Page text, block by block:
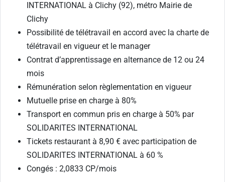
INTERNATIONAL à Clichy (92), métro Mairie de
Clichy
Possibilité de télétravail en accord avec la charte de
télétravail en vigueur et le manager
Contrat d’apprentissage en alternance de 12 ou 24
mois
Rémunération selon règlementation en vigueur
Mutuelle prise en charge à 80%
Transport en commun pris en charge à 50% par
SOLIDARITES INTERNATIONAL
Tickets restaurant à 8,90 € avec participation de
SOLIDARITES INTERNATIONAL à 60 %
Congés : 2,0833 CP/mois